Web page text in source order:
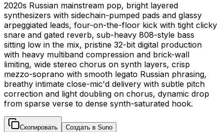
2020s Russian mainstream pop, bright layered
synthesizers with sidechain-pumped pads and glassy
arpeggiated leads, four-on-the-floor kick with tight clicky
snare and gated reverb, sub-heavy 808-style bass
sitting low in the mix, pristine 32-bit digital production
with heavy multiband compression and brick-wall
limiting, wide stereo chorus on synth layers, crisp
mezzo-soprano with smooth legato Russian phrasing,
breathy intimate close-mic'd delivery with subtle pitch
correction and light doubling on chorus, dynamic drop
from sparse verse to dense synth-saturated hook.
Скопировать Создать в Suno